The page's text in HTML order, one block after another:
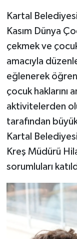
Kartal
Kasım Dünya
çekmek ve
amacıyla
eğlenerek
çocuk haklarını
aktivitelerden
tarafından
Kartal
Kreş Müdürü
sorumluları